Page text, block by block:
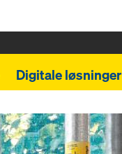
Digitale løsninger